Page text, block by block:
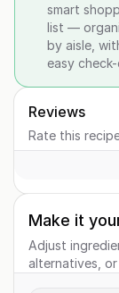
smart
list —
by aisle,
easy
Reviews
Rate this
Make it
Adjust
alternatives,